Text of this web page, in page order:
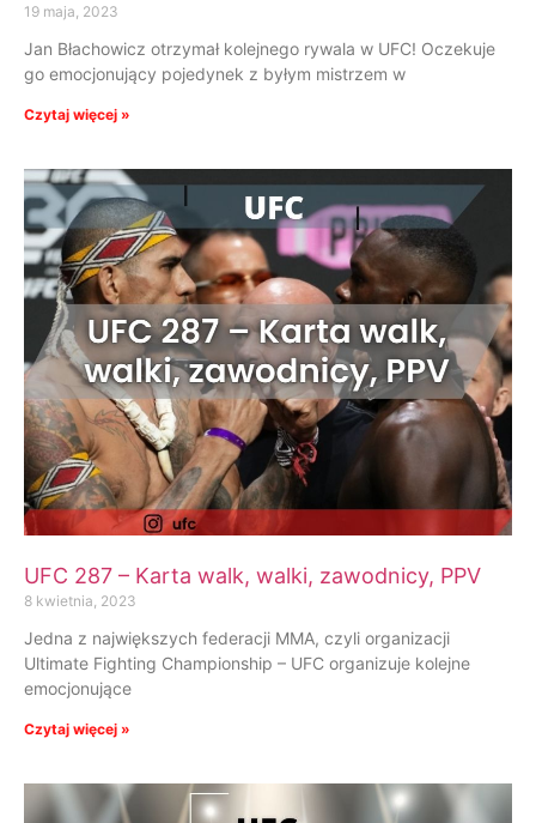
19 maja, 2023
Jan Błachowicz otrzymał kolejnego rywala w UFC! Oczekuje
go emocjonujący pojedynek z byłym mistrzem w
Czytaj więcej »
UFC 287 – Karta walk, walki, zawodnicy, PPV
8 kwietnia, 2023
Jedna z największych federacji MMA, czyli organizacji
Ultimate Fighting Championship – UFC organizuje kolejne
emocjonujące
Czytaj więcej »